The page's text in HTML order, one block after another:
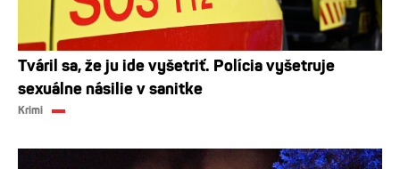
Tváril sa, že ju ide vyšetriť. Polícia vyšetruje
sexuálne násilie v sanitke
Krimi